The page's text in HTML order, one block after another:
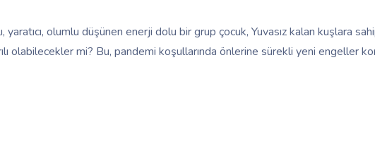
olumlu düşünen enerji dolu bir grup çocuk, Yuvasız kalan kuşlara
olabilecekler mi? Bu, pandemi koşullarında önlerine sürekli yeni engeller